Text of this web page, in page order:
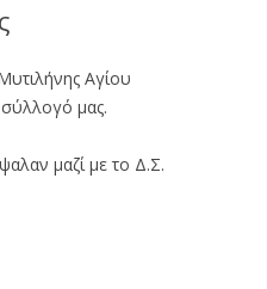
Αγίου
μας.
μαζί με το Δ.Σ.